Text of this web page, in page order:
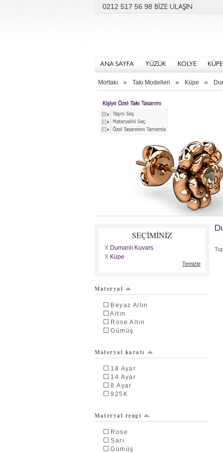
0212 517 56 98 BİZE ULAŞIN
ANA SAYFA YÜZÜK KOLYE KÜPE
Mortakı » Takı Modelleri » Küpe »
SEÇİMİNİZ
X Dumanlı Kuvars
X Küpe
Temizle
Materyal
Beyaz Altın
Altın
Rose Altın
Gümüş
Materyal karatı
18 Ayar
14 Ayar
8 Ayar
925K
Materyal rengi
Rose
Sarı
Gümüş